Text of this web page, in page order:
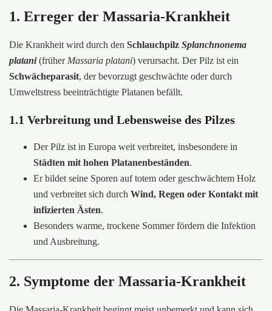
1. Erreger der Massaria-Krankheit
Die Krankheit wird durch den Schlauchpilz Splanchnonema
platani(früher Massaria platani) verursacht. Der Pilz ist ein
Schwächeparasit, der bevorzugt geschwächte oder durch
Umweltstress beeinträchtigte Platanen befällt.
1.1 Verbreitung und Lebensweise des Pilzes
Der Pilz ist in Europa weit verbreitet, insbesondere in
Städten mit hohen Platanenbeständen.
Er bildet seine Sporen auf totem oder geschwächtem Holz
und verbreitet sich durch Wind, Regen oder Kontakt mit
infizierten Ästen.
Besonders warme, trockene Sommer fördern die Infektion
und Ausbreitung.
2. Symptome der Massaria-Krankheit